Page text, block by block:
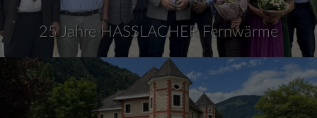
25 Jahre HASSLACHER Fernwärme